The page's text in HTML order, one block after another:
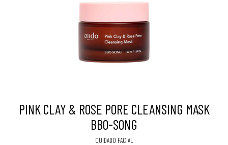
PINK CLAY & ROSE PORE CLEANSING MASK
BBO-SONG
CUIDADO FACIAL